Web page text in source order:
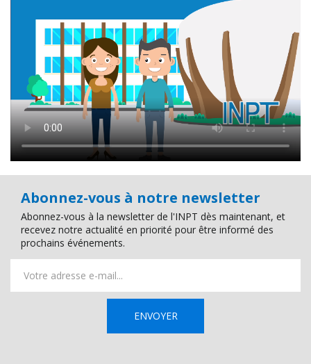
Abonnez-vous à notre newsletter
Abonnez-vous à la newsletter de l'INPT dès maintenant, et
recevez notre actualité en priorité pour être informé des
prochains événements.